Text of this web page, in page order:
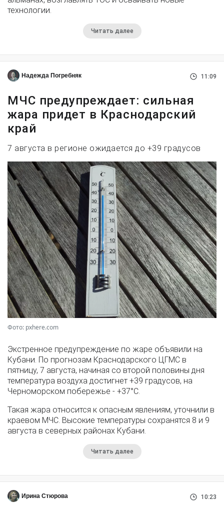
технологии.
Читать далее
Надежда Погребняк 11:09
МЧС предупреждает: сильная
жара придет в Краснодарский
край
7 августа в регионе ожидается до +39 градусов
Фото: pxhere.com
Экстренное предупреждение по жаре объявили на
Кубани. По прогнозам Краснодарского ЦГМС в
пятницу, 7 августа, начиная со второй половины дня
температура воздуха достигнет +39 градусов, на
Черноморском побережье - +37°­С.
Такая жара относится к опасным явлениям, уточнили в
краевом МЧС. Высокие температуры сохранятся 8 и 9
августа в северных районах Кубани.
Читать далее
Ирина Стюрова 10:23